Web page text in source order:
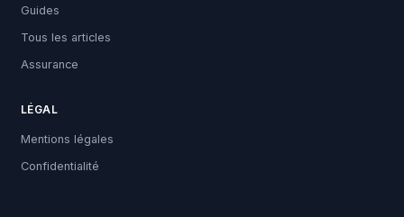
Guides
Tous les articles
Assurance
LÉGAL
Mentions légales
Confidentialité